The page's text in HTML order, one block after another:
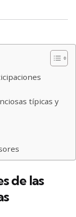
típicas y
de las